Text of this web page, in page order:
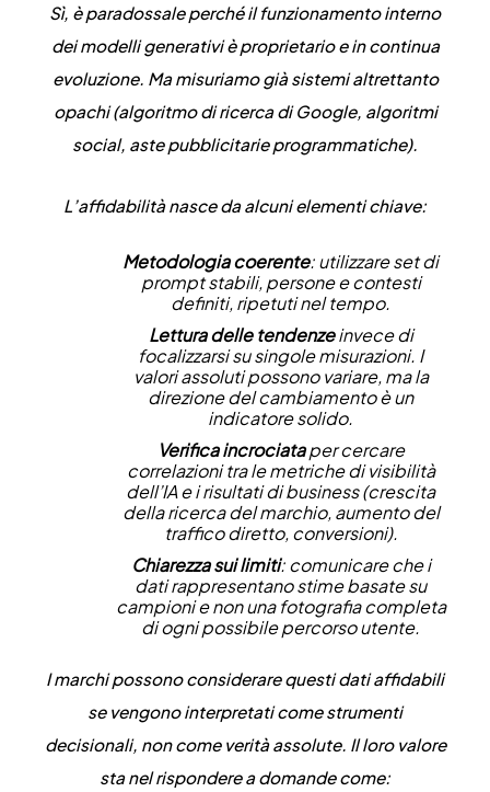
Sì, è paradossale perché il funzionamento interno
dei modelli generativi è proprietario e in continua
evoluzione. Ma misuriamo già sistemi altrettanto
opachi (algoritmo di ricerca di Google, algoritmi
social, aste pubblicitarie programmatiche).
L’affidabilità nasce da alcuni elementi chiave:
Metodologia coerente: utilizzare set di
prompt stabili, persone e contesti
definiti, ripetuti nel tempo.
Lettura delle tendenzeinvece di
focalizzarsi su singole misurazioni. I
valori assoluti possono variare, ma la
direzione del cambiamento è un
indicatore solido.
Verifica incrociataper cercare
correlazioni tra le metriche di visibilità
dell’IA e i risultati di business (crescita
della ricerca del marchio, aumento del
traffico diretto, conversioni).
Chiarezza sui limiti: comunicare che i
dati rappresentano stime basate su
campioni e non una fotografia completa
di ogni possibile percorso utente.
I marchi possono considerare questi dati affidabili
se vengono interpretati comestrumenti
decisionali, non come verità assolute. Il loro valore
sta nel rispondere a domande come: